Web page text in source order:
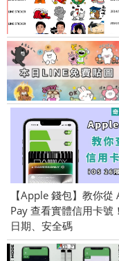
【Apple 錢包】教你從
Pay 查看實體信用卡號
日期、安全碼